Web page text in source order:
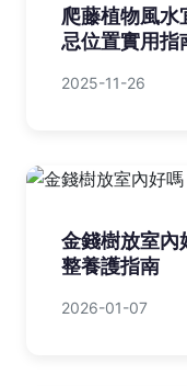
爬藤植物風水
忌位置實用指
2025-11-26
金錢樹放室內
整養護指南
2026-01-07